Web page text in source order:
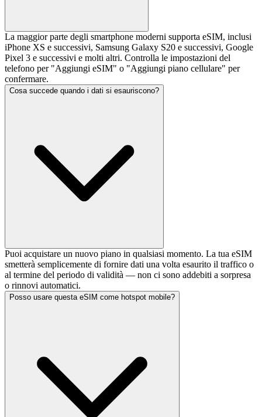
La maggior parte degli smartphone moderni supporta eSIM, inclusi
iPhone XS e successivi, Samsung Galaxy S20 e successivi, Google
Pixel 3 e successivi e molti altri. Controlla le impostazioni del
telefono per "Aggiungi eSIM" o "Aggiungi piano cellulare" per
confermare.
Cosa succede quando i dati si esauriscono?
Puoi acquistare un nuovo piano in qualsiasi momento. La tua eSIM
smetterà semplicemente di fornire dati una volta esaurito il traffico o
al termine del periodo di validità — non ci sono addebiti a sorpresa
o rinnovi automatici.
Posso usare questa eSIM come hotspot mobile?